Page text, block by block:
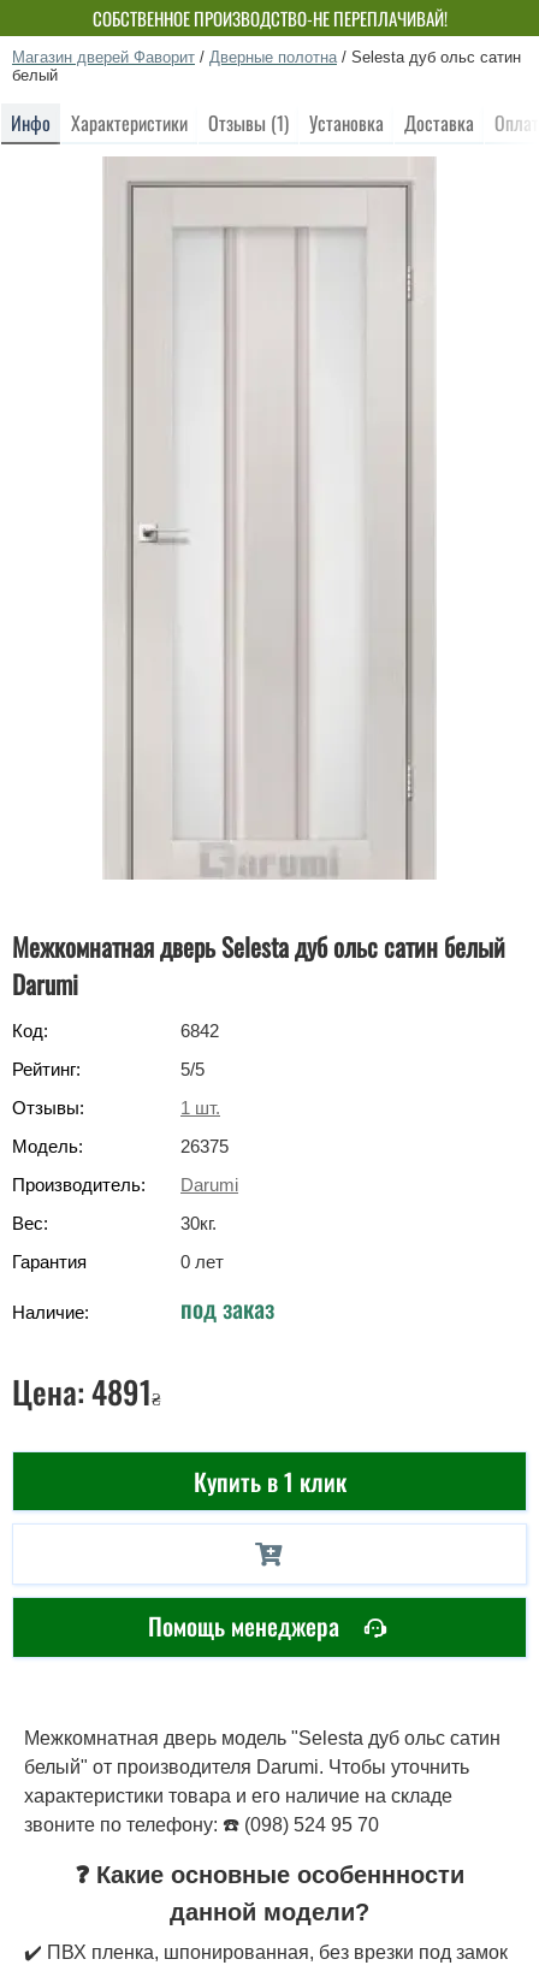
СОБСТВЕННОЕ ПРОИЗВОДСТВО-НЕ ПЕРЕПЛАЧИВАЙ!
Магазин дверей Фаворит / Дверные полотна / Selesta дуб ольс сатин
белый
Инфо Характеристики Отзывы (1) Установка Доставка
Межкомнатная дверь Selesta дуб ольс сатин белый
Darumi
Код:
6842
Рейтинг:
5/5
Отзывы:
1 шт.
Модель:
26375
Производитель:
Darumi
Вес:
30кг.
Гарантия
0 лет
Наличие: под заказ
Цена:4891₴
Купить в 1 клик
Помощь менеджера
Межкомнатная дверь модель "Selesta дуб ольс сатин
белый" от производителя Darumi. Чтобы уточнить
характеристики товара и его наличие на складе
звоните по телефону: ☎️ (098) 524 95 70
❓ Какие основные особеннности
данной модели?
✔️ ПВХ пленка, шпонированная, без врезки под замок